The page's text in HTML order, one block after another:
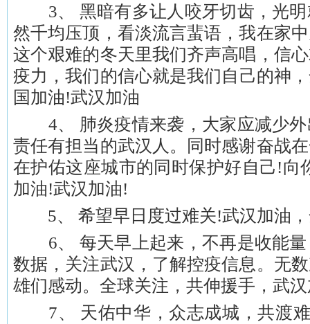
3、 黑暗有多让人咬牙切齿，光明
然千均压顶，看淡流言蜚语，我在家
这个艰难的冬天里我们齐声高唱，信
疫力，我们的信心就是我们自己的神
国加油!武汉加油
4、 肺炎疫情来袭，大家应减少外
责任有担当的武汉人。同时感谢奋战
在护佑这座城市的同时保护好自己!向
加油!武汉加油!
5、 希望早日度过难关!武汉加油，
6、 每天早上起来，不再是收能量
数据，关注武汉，了解控疫信息。无
雄们感动。全球关注，共伸援手，武
7、 天佑中华，众志成城，共渡难